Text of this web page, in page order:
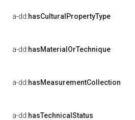
a-dd:hasCulturalPropertyType
a-dd:hasMaterialOrTechnique
a-dd:hasMeasurementCollection
a-dd:hasTechnicalStatus